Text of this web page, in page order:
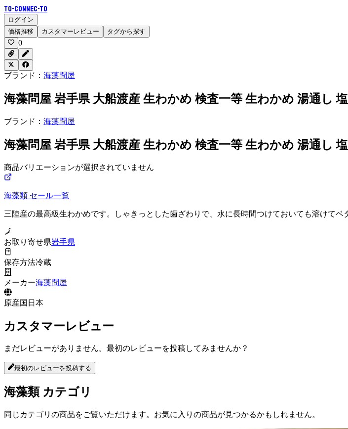
To-Connec-TO
ログイン
価格推移
カスタマーレビュー タグから探す
0
ブランド： 海藻問屋
海藻問屋 岩手県 大船渡産 生わかめ 検査一等 生わかめ 湯通し
ブランド： 海藻問屋
海藻問屋 岩手県 大船渡産 生わかめ 検査一等 生わかめ 湯通し
商品バリエーションが選択されていません
海藻類 セール一覧
三陸産の最高級生わかめです。しゃきっとした歯ざわりで、水に長時間つけておいても溶けて
お取り寄せ県岩手県
保存方法冷蔵
メーカー海藻問屋
原産国 日本
カスタマーレビュー
まだレビューがありません。最初のレビューを投稿してみませんか？
最初のレビューを投稿する
海藻類カテゴリ
同じカテゴリの商品をご覧いただけます。お気に入りの商品が見つかるかもしれません。